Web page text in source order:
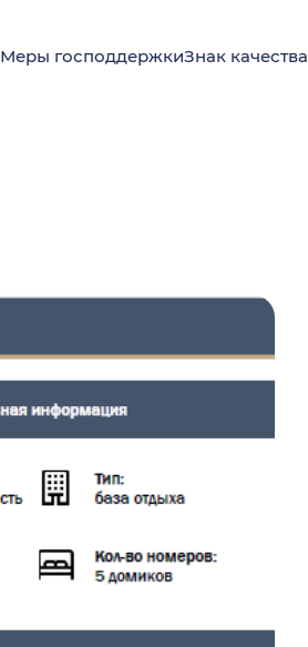
Меры господдержкиЗнак качества